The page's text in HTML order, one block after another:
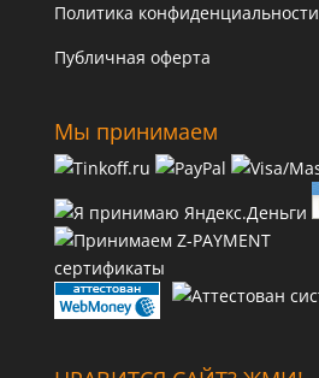
Политика конфиденциальности
Публичная оферта
Мы принимаем
сертификаты